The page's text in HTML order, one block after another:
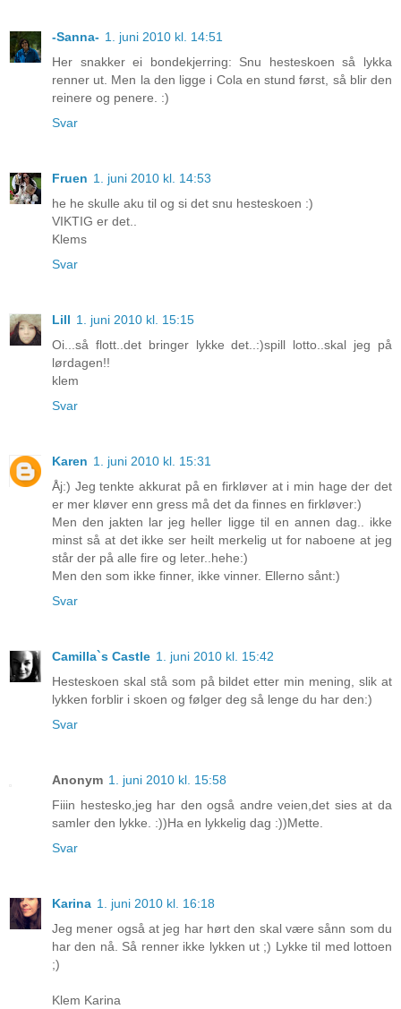
-Sanna- 1. juni 2010 kl. 14:51
Her snakker ei bondekjerring: Snu hesteskoen så lykka
renner ut. Men la den ligge i Cola en stund først, så blir den
reinere og penere. :)
Svar
Fruen 1. juni 2010 kl. 14:53
he he skulle aku til og si det snu hesteskoen :)
VIKTIG er det..
Klems
Svar
Lill 1. juni 2010 kl. 15:15
Oi...så flott..det bringer lykke det..:)spill lotto..skal jeg på
lørdagen!!
klem
Svar
Karen 1. juni 2010 kl. 15:31
Åj:) Jeg tenkte akkurat på en firkløver at i min hage der det
er mer kløver enn gress må det da finnes en firkløver:)
Men den jakten lar jeg heller ligge til en annen dag.. ikke
minst så at det ikke ser heilt merkelig ut for naboene at jeg
står der på alle fire og leter..hehe:)
Men den som ikke finner, ikke vinner. Ellerno sånt:)
Svar
Camilla`s Castle 1. juni 2010 kl. 15:42
Hesteskoen skal stå som på bildet etter min mening, slik at
lykken forblir i skoen og følger deg så lenge du har den:)
Svar
Anonym 1. juni 2010 kl. 15:58
Fiiin hestesko,jeg har den også andre veien,det sies at da
samler den lykke. :))Ha en lykkelig dag :))Mette.
Svar
Karina 1. juni 2010 kl. 16:18
Jeg mener også at jeg har hørt den skal være sånn som du
har den nå. Så renner ikke lykken ut ;) Lykke til med lottoen
;)
Klem Karina